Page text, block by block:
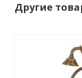
Другие